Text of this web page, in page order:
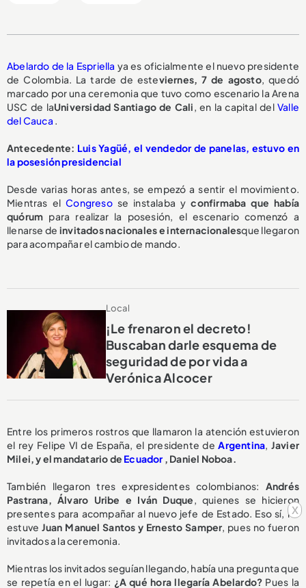
x
Abelardo de la Espriella ya es oficialmente el nuevo presidente
de Colombia. La tarde de esteviernes, 7 de agosto, quedó
marcado por una ceremonia que tuvo como escenario la Arena
USC de laUniversidad Santiago de Cali, en la capital del Valle
del Cauca .
Antecedente: Luis Yagüé, el vendedor de panelas, estuvo en
la posesión presidencial
Desde varias horas antes, se empezó a sentir el movimiento.
Mientras elCongresose instalaba yconfirmaba que había
quórum para realizar la posesión, el escenario comenzó a
llenarse de invitados nacionales e internacionalesque llegaron
para acompañar el cambio de mando.
Local
¡Le frenaron el decreto!
Buscaban darle esquema de
seguridad de por vida a
Verónica Alcocer
Entre los primeros rostros que llamaron la atención estuvieron
el rey Felipe VI de España, el presidente deArgentina, Javier
Milei, y el mandatario de Ecuador , Daniel Noboa.
También llegaron tres expresidentes colombianos: Andrés
Pastrana, Álvaro Uribe e Iván Duque, quienes se hicieron
presentes para acompañar al nuevo jefe de Estado. Eso sí, no
estuve Juan Manuel Santos y Ernesto Samper, pues no fueron
invitados a la ceremonia.
Mientras los invitados seguían llegando, había una pregunta que
se repetía en el lugar: ¿A qué hora llegaría Abelardo? Pues la